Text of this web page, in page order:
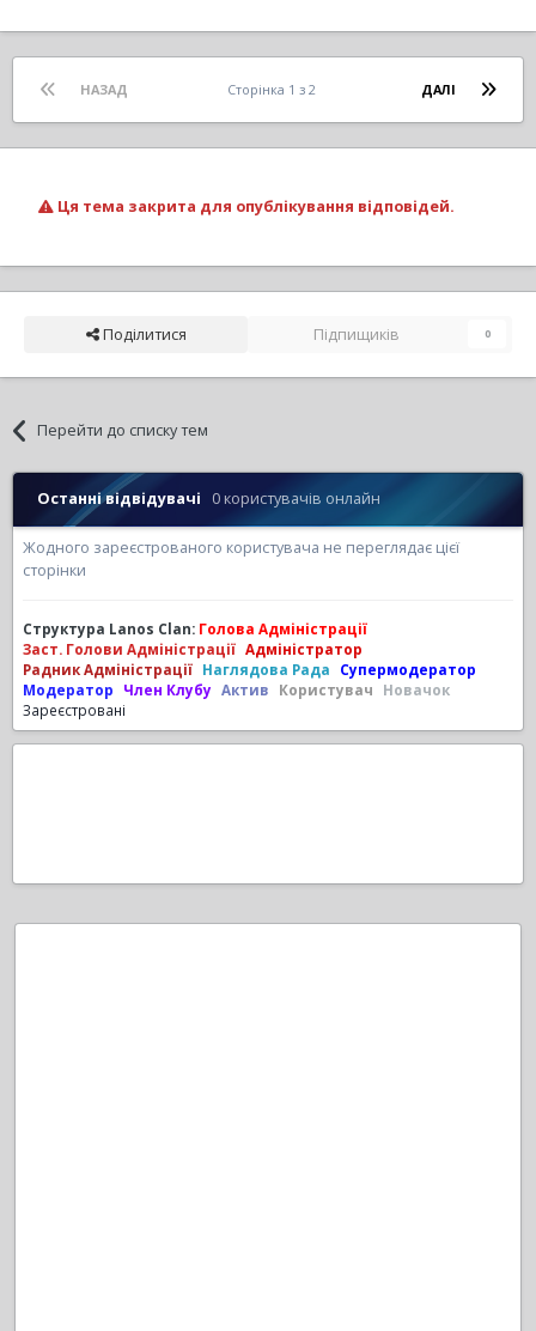
НАЗАД ДАЛІ
Сторінка 1 з 2
Ця тема закрита для опублікування відповідей.
Поділитися Підпищиків 0
Перейти до списку тем
Останні відвідувачі 0 користувачів онлайн
Жодного зареєстрованого користувача не переглядає цієї
сторінки
Структура Lanos Clan: Голова Адміністрації
Заст. Голови Адміністрації Адміністратор
Радник Адміністрації Наглядова Рада
Супермодератор
Модератор
Член Клубу Актив Користувач
Новачок
Зареєстровані